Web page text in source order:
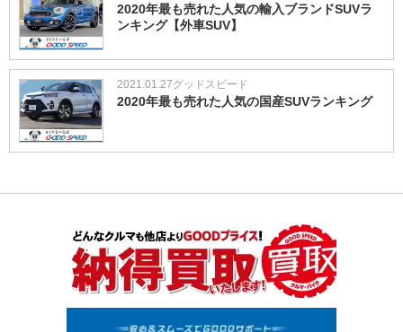
2020年最も売れた人気の輸入ブランドSUVラ
ンキング【外車SUV】
2021.01.27グッドスピード
2020年最も売れた人気の国産SUVランキング